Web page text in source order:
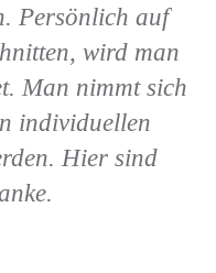
Persönlich auf
wird man
Man nimmt sich
individuellen
Hier sind